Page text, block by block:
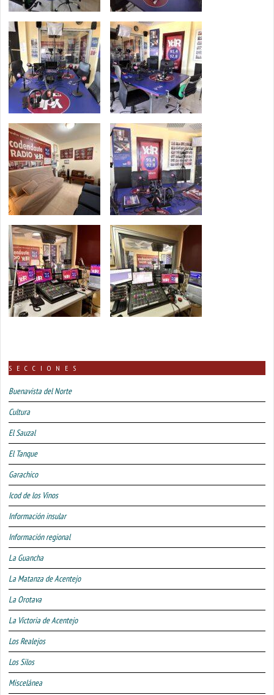
SECCIONES
Buenavista del Norte
Cultura
El Sauzal
El Tanque
Garachico
Icod de los Vinos
Información insular
Información regional
La Guancha
La Matanza de Acentejo
La Orotava
La Victoria de Acentejo
Los Realejos
Los Silos
Miscelánea